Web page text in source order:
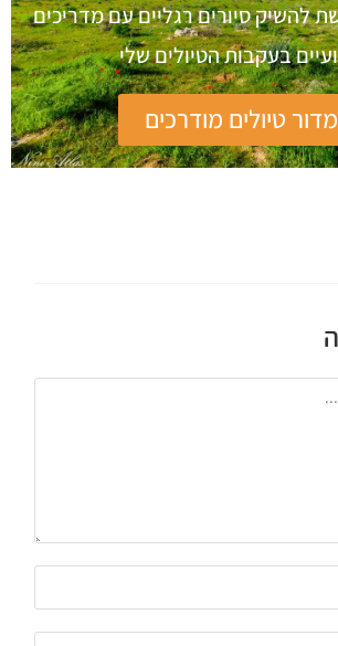
להשיק סיורים רגליים עם מדריכים
בעקבות הטיולים שלי
טיולים מודרכים